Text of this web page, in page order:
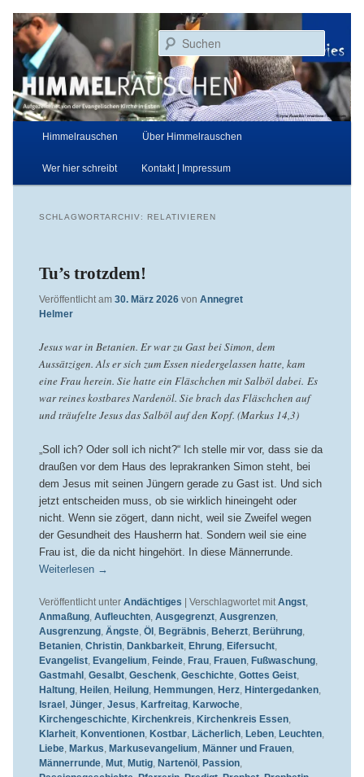
primären
Inhalt
springen
sekundären
Inhalt
springen
Himmelrauschen
Aufgezeichnet von der Evangelischen Kirche in Essen
Hauptmenü
Himmelrauschen Über Himmelrauschen
Wer hier schreibt Kontakt | Impressum
SCHLAGWORTARCHIV: RELATIVIEREN
Tu’s trotzdem!
Veröffentlicht am 30. März 2026 von Annegret
Helmer
Jesus war in Betanien. Er war zu Gast bei Simon, dem
Aussätzigen. Als er sich zum Essen niedergelassen hatte, kam
eine Frau herein. Sie hatte ein Fläschchen mit Salböl dabei. Es
war reines kostbares Nardenöl. Sie brach das Fläschchen auf
und träufelte Jesus das Salböl auf den Kopf. (Markus 14,3)
„Soll ich? Oder soll ich nicht?“ Ich stelle mir vor, dass sie da
draußen vor dem Haus des leprakranken Simon steht, bei
dem Jesus mit seinen Jüngern gerade zu Gast ist. Und sich
jetzt entscheiden muss, ob sie wirklich hineingeht oder
nicht. Wenn sie zögert, dann nicht, weil sie Zweifel wegen
der Gesundheit des Hausherrn hat. Sondern weil sie eine
Frau ist, die da nicht hingehört. In diese Männerrunde.
Weiterlesen →
Veröffentlicht unter Andächtiges Verschlagwortet mit Angst,
Anmaßung, Aufleuchten, Ausgegrenzt, Ausgrenzen,
Ausgrenzung, Ängste, Öl , Begräbnis, Beherzt, Berührung,
Betanien, Christin, Dankbarkeit, Ehrung, Eifersucht,
Evangelist, Evangelium, Feinde, Frau, Frauen, Fußwaschung,
Gastmahl , Gesalbt, Geschenk, Geschichte, Gottes Geist,
Haltung, Heilen, Heilung, Hemmungen, Herz, Hintergedanken,
Israel , Jünger, Jesus, Karfreitag, Karwoche,
Kirchengeschichte, Kirchenkreis, Kirchenkreis Essen,
Klarheit, Konventionen, Kostbar, Lächerlich, Leben, Leuchten,
Liebe, Markus, Markusevangelium, Männer und Frauen,
Männerrunde, Mut, Mutig, Nartenöl , Passion,